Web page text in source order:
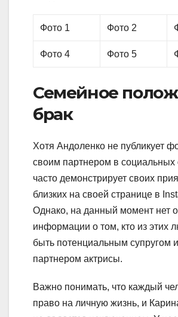
Фото 1 Фото 2
Фото 4 Фото 5
Семейное
брак
Хотя Андоленко не публикует
своим партнером в социальных
часто демонстрирует своих
близких на своей странице в
Однако, на данный момент нет
информации о том, кто из этих
быть потенциальным супругом
партнером актрисы.
Важно понимать, что каждый
право на личную жизнь, и